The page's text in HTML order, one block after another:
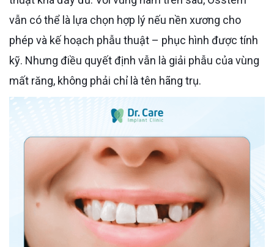
vẫn có thể là lựa chọn hợp lý nếu nền xương cho
phép và kế hoạch phẫu thuật – phục hình được tính
kỹ. Nhưng điều quyết định vẫn là giải phẫu của vùng
mất răng, không phải chỉ là tên hãng trụ.